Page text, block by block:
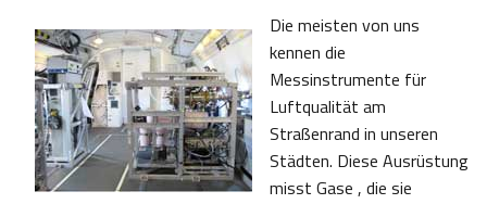
Die meisten von uns
kennen die
Messinstrumente für
Luftqualität am
Straßenrand in unseren
Städten. Diese Ausrüstung
misst Gase , die sie